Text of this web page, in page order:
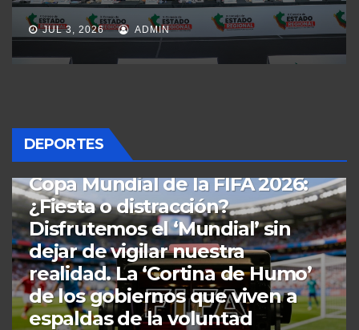
JUN 20, 2026 ADMIN
DEPORTES
DEPORTES LIMA PERÚ
“Pol Deportes”, el joven
narrador de 15 años de
Andahuaylas que conmovió al
mundo se reúne con el